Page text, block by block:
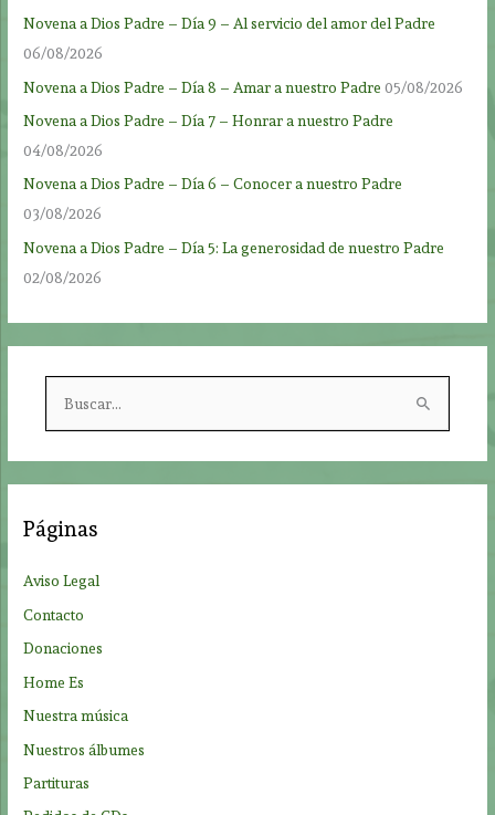
Novena a Dios Padre – Día 9 – Al servicio del amor del Padre
06/08/2026
Novena a Dios Padre – Día 8 – Amar a nuestro Padre 05/08/2026
Novena a Dios Padre – Día 7 – Honrar a nuestro Padre
04/08/2026
Novena a Dios Padre – Día 6 – Conocer a nuestro Padre
03/08/2026
Novena a Dios Padre – Día 5: La generosidad de nuestro Padre
02/08/2026
r
:
Páginas
Aviso Legal
Contacto
Donaciones
Home Es
Nuestra música
Nuestros álbumes
Partituras